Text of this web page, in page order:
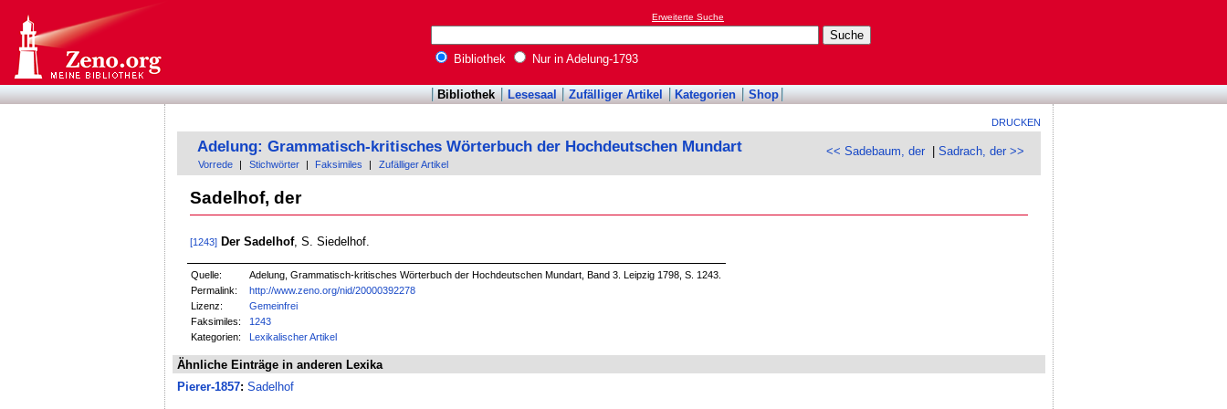
Erweiterte Suche
Bibliothek Nur in Adelung-1793
Bibliothek Lesesaal Zufälliger Artikel Kategorien Shop
DRUCKEN
<< Sadebaum, der |Sadrach, der >>
Adelung: Grammatisch-kritisches Wörterbuch der Hochdeutschen Mundart
Vorrede Stichwörter Faksimiles Zufälliger Artikel
Sadelhof, der
[1243] Der Sadelhof, S. Siedelhof.
Quelle:
Adelung, Grammatisch-kritisches Wörterbuch der Hochdeutschen Mundart, Band 3. Leipzig 1798, S. 1243.
Permalink:
http://www.zeno.org/nid/20000392278
Lizenz:
Gemeinfrei
Faksimiles:
1243
Kategorien:
Lexikalischer Artikel
Ähnliche Einträge in anderen Lexika
Pierer-1857: Sadelhof